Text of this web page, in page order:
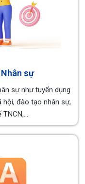
sự
sự như tuyển dụng
hội, đào tạo nhân sự,